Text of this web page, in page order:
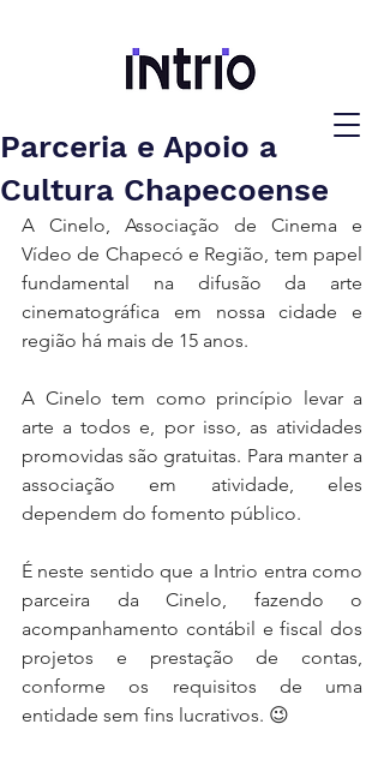
Parceria e Apoio a
Cultura Chapecoense
﻿A Cinelo, ﻿Associação de Cinema e
Vídeo de Chapecó e Região, tem papel
fundamental na difusão da arte
cinematográfica em nossa cidade e
região há mais de 15 anos.
﻿A Cinelo tem como princípio levar a
arte a todos e, por isso, as atividades
promovidas são gratuitas. Para manter a
associação em atividade, eles
dependem do fomento público.
﻿É neste sentido que a Intrio entra como
parceira da Cinelo, fazendo o
acompanhamento contábil e fiscal dos
projetos e prestação de contas,
conforme os requisitos de uma
entidade sem fins lucrativos. 😉